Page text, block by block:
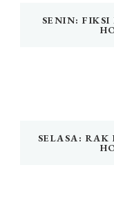
SENIN:
SELASA: